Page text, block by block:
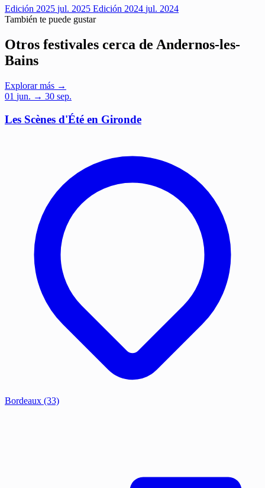
Edición 2025 jul. 2025 Edición 2024 jul. 2024
También te puede gustar
Otros festivales cerca de Andernos-les-
Bains
Explorar más →
01 jun. → 30 sep.
Les Scènes d'Été en Gironde
Bordeaux (33)